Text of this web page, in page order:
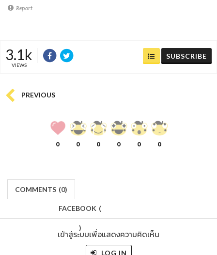
Report
3.1k
VIEWS
SUBSCRIBE
PREVIOUS
0 0 0 0 0 0
COMMENTS (0)
FACEBOOK (
)
เข้าสู่ระบบเพื่อแสดงความคิดเห็น
LOG IN